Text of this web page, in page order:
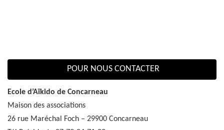
POUR NOUS CONTACTER
Ecole d’Aïkido de Concarneau
Maison des associations
26 rue Maréchal Foch – 29900 Concarneau